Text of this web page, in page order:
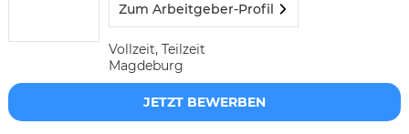
Zum Arbeitgeber-Profil
Vollzeit, Teilzeit
Magdeburg
JETZT BEWERBEN